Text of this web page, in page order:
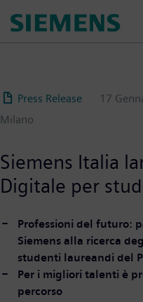
Press Release 17
Milano
Siemens Italia
Digitale per
Professioni del futuro:
Siemens alla ricerca
studenti laureandi del
Per i migliori talenti è
percorso